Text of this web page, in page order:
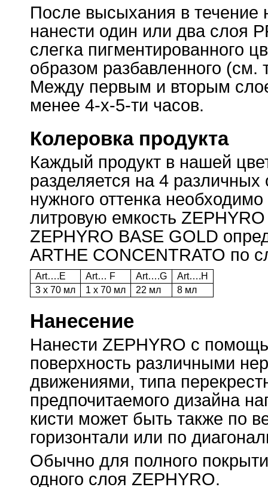
После высыхания в течение
нанести один или два слоя
слегка пигментированного
образом разбавленного (см.
Между первым и вторым
менее 4-х-5-ти часов.
Колеровка продукта
Каждый продукт в нашей
разделяется на 4
нужного оттенка
литровую емкость
ZEPHYRO BASE GOLD
ARTHE CONCENTRATO по
Art….Е Art… F Art….G
Art….H
3 x 70 мл
1 x 70 мл 22 мл 8 мл
Нанесение
Нанести ZEPHYRO с
поверхность различными
движениями, типа
предпочитаемого дизайна
кисти может быть также по
горизонтали или по
Обычно для полного
одного слоя ZEPHYRO.